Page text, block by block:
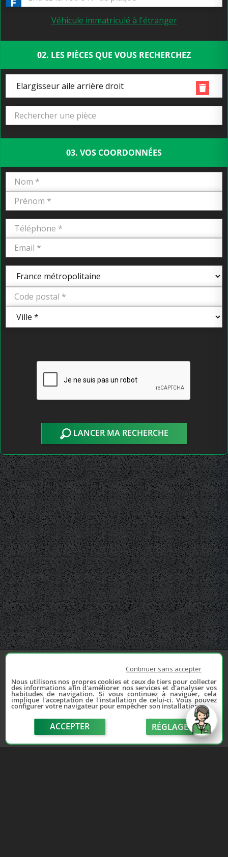
Véhicule immatriculé à l'étranger
02. LES PIÈCES QUE VOUS RECHERCHEZ
Elargisseur aile arrière droit
03. VOS COORDONNÉES
LANCER MA RECHERCHE
Continuer sans accepter
Nous utilisons nos propres cookies et ceux de tiers pour collecter
des informations afin d'améliorer nos services et d'analyser vos
habitudes de navigation. Si vous continuez à naviguer, cela
implique l'acceptation de l'installation de celui-ci. Vous pouvez
configurer votre navigateur pour empêcher son installation.
ACCEPTER RÉGLAGE